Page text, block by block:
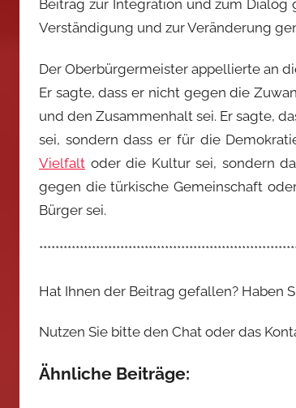
Beitrag zur Integration und zum Dialog
Verständigung und zur Veränderung
Der Oberbürgermeister appellierte an
Er sagte, dass er nicht gegen die
und den Zusammenhalt sei. Er sagte,
sei, sondern dass er für die
Vielfalt oder die Kultur sei, sondern
gegen die türkische Gemeinschaft
Bürger sei.
Hat Ihnen der Beitrag gefallen? Haben
Nutzen Sie bitte den Chat oder das
Ähnliche Beiträge: